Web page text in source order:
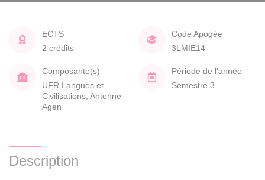
ECTS
2 crédits
Code Apogée
3LMIE14
Composante(s)
UFR Langues et
Civilisations, Antenne
Agen
Période de l'année
Semestre 3
Description